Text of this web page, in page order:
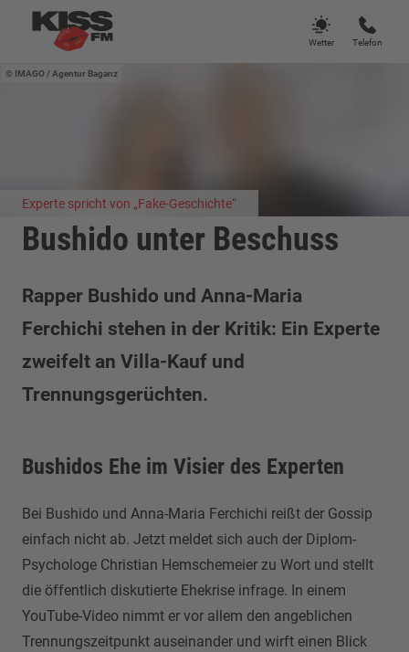
Wetter Telefon
IMAGO / Agentur Baganz
Experte spricht von „Fake-Geschichte“
Bushido unter Beschuss
Rapper Bushido und Anna-Maria
Ferchichi stehen in der Kritik: Ein Experte
zweifelt an Villa-Kauf und
Trennungsgerüchten.
Bushidos Ehe im Visier des Experten
Bei Bushido und Anna-Maria Ferchichi reißt der Gossip
einfach nicht ab. Jetzt meldet sich auch der Diplom-
Psychologe Christian Hemschemeier zu Wort und stellt
die öffentlich diskutierte Ehekrise infrage. In einem
YouTube-Video nimmt er vor allem den angeblichen
Trennungszeitpunkt auseinander und wirft einen Blick